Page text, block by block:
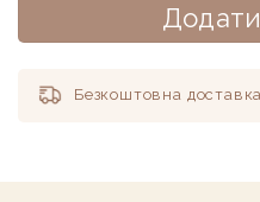
Безкоштовна